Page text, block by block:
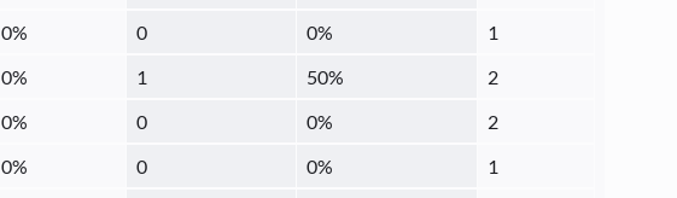
0% 0 0%
1
0% 1 50%
2
0% 0 0%
2
0% 0 0%
1